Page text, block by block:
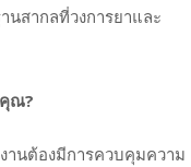
นสากลที่วงการยาและ
ณ?
านต้องมีการควบคุมความ